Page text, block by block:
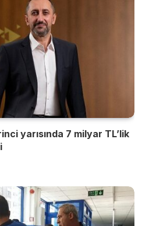
yarısında 7 milyar TL’lik